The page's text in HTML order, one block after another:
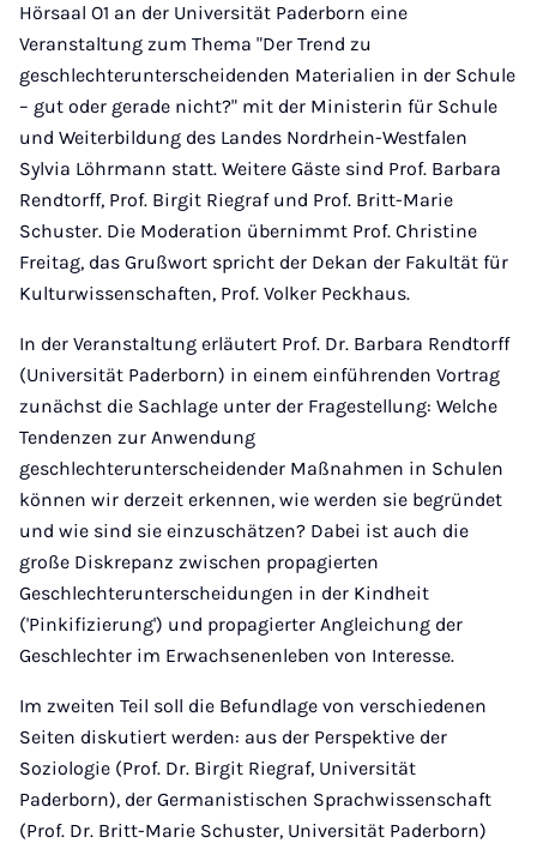
Hörsaal O1 an der Universität Paderborn eine
Veranstaltung zum Thema "Der Trend zu
geschlechterunterscheidenden Materialien in der Schule
– gut oder gerade nicht?" mit der Ministerin für Schule
und Weiterbildung des Landes Nordrhein-Westfalen
Sylvia Löhrmann statt. Weitere Gäste sind Prof. Barbara
Rendtorff, Prof. Birgit Riegraf und Prof. Britt-Marie
Schuster. Die Moderation übernimmt Prof. Christine
Freitag, das Grußwort spricht der Dekan der Fakultät für
Kulturwissenschaften, Prof. Volker Peckhaus.
In der Veranstaltung erläutert Prof. Dr. Barbara Rendtorff
(Universität Paderborn) in einem einführenden Vortrag
zunächst die Sachlage unter der Fragestellung: Welche
Tendenzen zur Anwendung
geschlechterunterscheidender Maßnahmen in Schulen
können wir derzeit erkennen, wie werden sie begründet
und wie sind sie einzuschätzen? Dabei ist auch die
große Diskrepanz zwischen propagierten
Geschlechterunterscheidungen in der Kindheit
('Pinkifizierung') und propagierter Angleichung der
Geschlechter im Erwachsenenleben von Interesse.
Im zweiten Teil soll die Befundlage von verschiedenen
Seiten diskutiert werden: aus der Perspektive der
Soziologie (Prof. Dr. Birgit Riegraf, Universität
Paderborn), der Germanistischen Sprachwissenschaft
(Prof. Dr. Britt-Marie Schuster, Universität Paderborn)